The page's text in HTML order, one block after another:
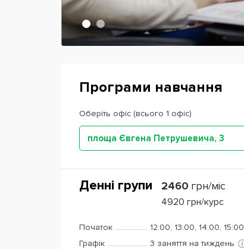
Програми навчання
Оберіть офіс (всього 1 офіс)
площа Євгена Петрушевича, 3
Денні групи 2460 грн/міс
4920 грн/курс
Початок
12:00, 13:00, 14:00, 15:00
Графік
3 заняття на тиждень